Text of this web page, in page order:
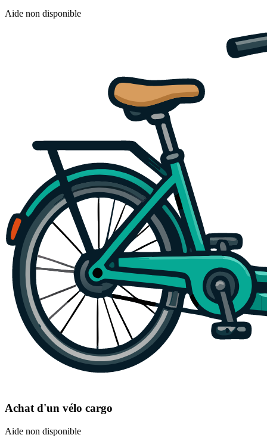
Aide non disponible
Achat d'un vélo cargo
Aide non disponible